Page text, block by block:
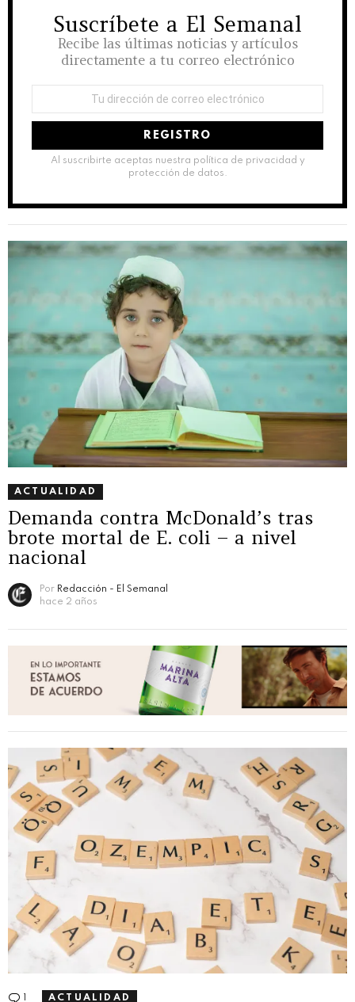
NEWSLETTER
Suscríbete a El Semanal
Recibe las últimas noticias y artículos
directamente a tu correo electrónico
Al suscribirte aceptas nuestra política de privacidad y
protección de datos.
ACTUALIDAD
Demanda contra McDonald’s tras
brote mortal de E. coli – a nivel
nacional
Por Redacción - El Semanal
hace 2 años
Comentario
ACTUALIDAD